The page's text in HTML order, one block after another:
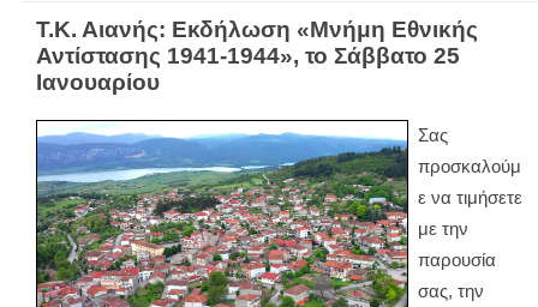
Τ.Κ. Αιανής: Εκδήλωση «Μνήμη Εθνικής
Αντίστασης 1941-1944», το Σάββατο 25
Ιανουαρίου
Σας
προσκαλούμ
ε να τιμήσετε
με την
παρουσία
σας, την